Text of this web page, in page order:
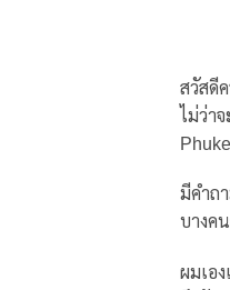
สวัสดี
ไม่ว่า
มีคำถ
บางค
ผมเอ